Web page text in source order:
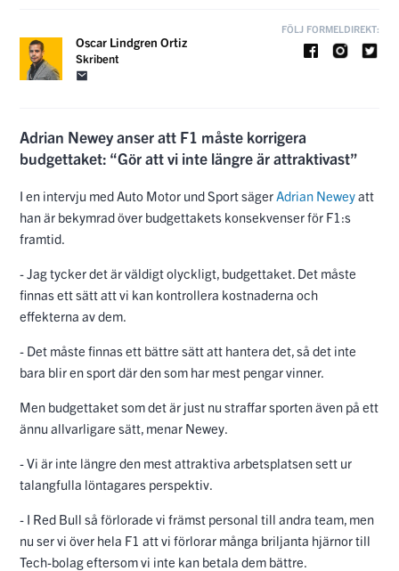
Oscar Lindgren Ortiz
Skribent
FÖLJ FORMELDIREKT:
Adrian Newey anser att F1 måste korrigera
budgettaket: “Gör att vi inte längre är attraktivast”
I en intervju med Auto Motor und Sport säger Adrian Neweyatt
han är bekymrad över budgettakets konsekvenser för F1:s
framtid.
- Jag tycker det är väldigt olyckligt, budgettaket. Det måste
finnas ett sätt att vi kan kontrollera kostnaderna och
effekterna av dem.
- Det måste finnas ett bättre sätt att hantera det, så det inte
bara blir en sport där den som har mest pengar vinner.
Men budgettaket som det är just nu straffar sporten även på ett
ännu allvarligare sätt, menar Newey.
- Vi är inte längre den mest attraktiva arbetsplatsen sett ur
talangfulla löntagares perspektiv.
- I Red Bull så förlorade vi främst personal till andra team, men
nu ser vi över hela F1 att vi förlorar många briljanta hjärnor till
Tech-bolag eftersom vi inte kan betala dem bättre.